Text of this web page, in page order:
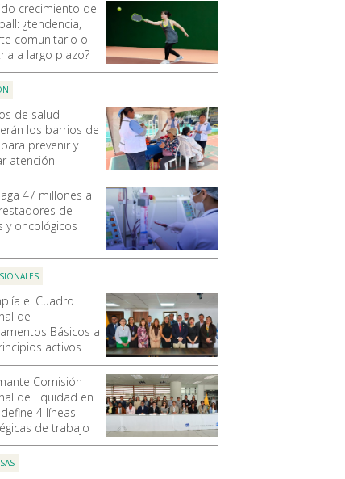
crecimiento del
¿tendencia,
comunitario o
a largo plazo?
de salud
los barrios de
prevenir y
atención
47 millones a
de
y oncológicos
el Cuadro
de
Básicos a
activos
Comisión
de Equidad en
4 líneas
de trabajo